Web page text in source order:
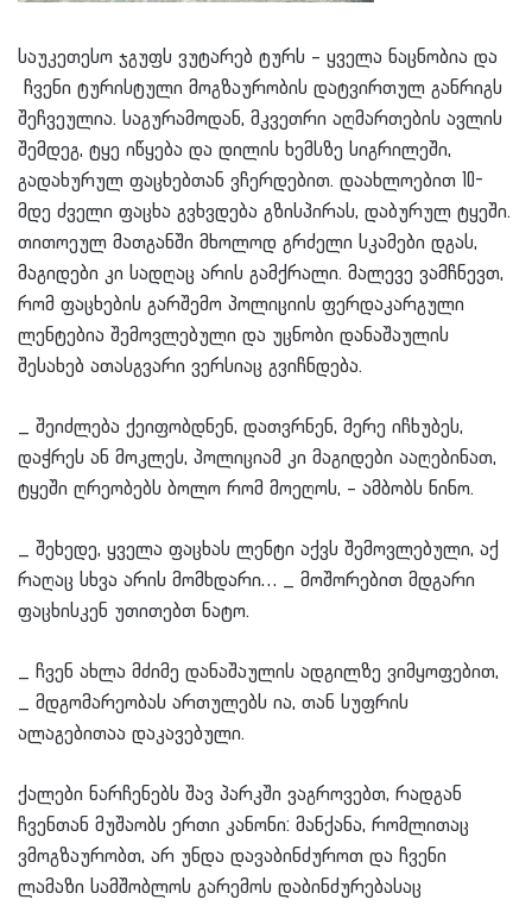
საუკეთესო ჯგუფს ვუტარებ ტურს – ყველა ნაცნობია და
ჩვენი ტურისტული მოგზაურობის დატვირთულ განრიგს
შეჩვეულია. საგურამოდან, მკვეთრი აღმართების ავლის
შემდეგ, ტყე იწყება და დილის ხემსზე სიგრილეში,
გადახურულ ფაცხებთან ვჩერდებით. დაახლოებით 10-
მდე ძველი ფაცხა გვხვდება გზისპირას, დაბურულ ტყეში.
თითოეულ მათგანში მხოლოდ გრძელი სკამები დგას,
მაგიდები კი სადღაც არის გამქრალი. მალევე ვამჩნევთ,
რომ ფაცხების გარშემო პოლიციის ფერდაკარგული
ლენტებია შემოვლებული და უცნობი დანაშაულის
შესახებ ათასგვარი ვერსიაც გვიჩნდება.
_ შეიძლება ქეიფობდნენ, დათვრნენ, მერე იჩხუბეს,
დაჭრეს ან მოკლეს, პოლიციამ კი მაგიდები ააღებინათ,
ტყეში ღრეობებს ბოლო რომ მოეღოს, – ამბობს ნინო.
_ შეხედე, ყველა ფაცხას ლენტი აქვს შემოვლებული, აქ
რაღაც სხვა არის მომხდარი… _ მოშორებით მდგარი
ფაცხისკენ უთითებთ ნატო.
_ ჩვენ ახლა მძიმე დანაშაულის ადგილზე ვიმყოფებით,
_ მდგომარეობას ართულებს ია, თან სუფრის
ალაგებითაა დაკავებული.
ქალები ნარჩენებს შავ პარკში ვაგროვებთ, რადგან
ჩვენთან მუშაობს ერთი კანონი: მანქანა, რომლითაც
ვმოგზაურობთ, არ უნდა დავაბინძუროთ და ჩვენი
ლამაზი სამშობლოს გარემოს დაბინძურებასაც